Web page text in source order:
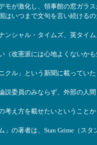
モが激化し、領事館の窓ガラ
はいつまで文句を言い続ける
ンシャル・タイムズ、英タイ
（改憲派には心地よくないか
クル」という新聞に載ってい
説委員のみならず、外部の人
考え方を載せたいということ
」の著者は、Stan Grime（スタ